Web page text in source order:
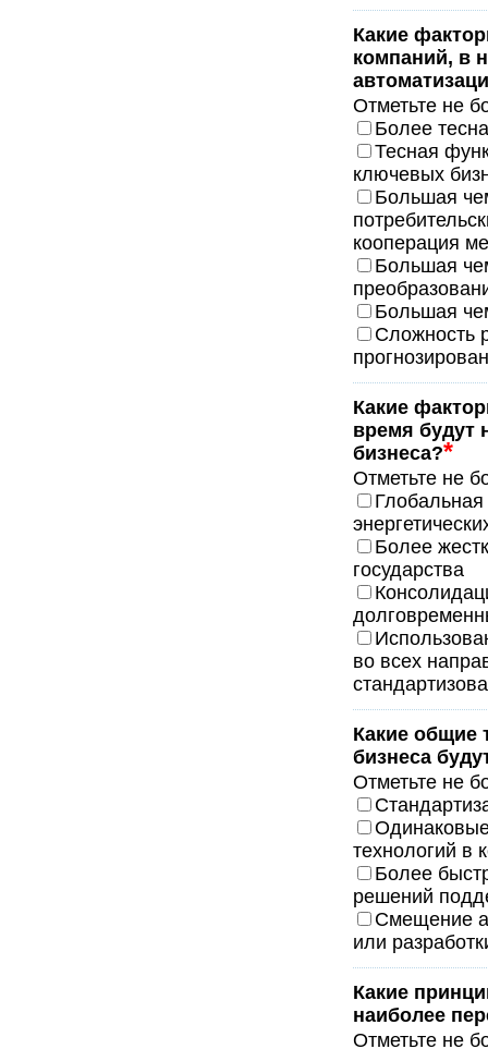
Какие
компаний, в
Отметьте не
Более
Тесная
ключевых
Большая
кооперация
Большая
Большая
Сложность
Какие
время будут
бизнеса?*
Отметьте не
Более
государства
во всех
Какие общие
бизнеса
Отметьте не
технологий в
Более
решений
Смещение
или
Какие
наиболее
Отметьте не